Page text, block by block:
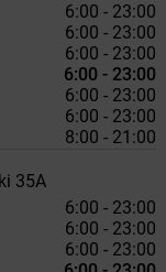
6:00 - 23:00
6:00 - 23:00
6:00 - 23:00
6:00 - 23:00
6:00 - 23:00
6:00 - 23:00
8:00 - 21:00
35A
6:00 - 23:00
6:00 - 23:00
6:00 - 23:00